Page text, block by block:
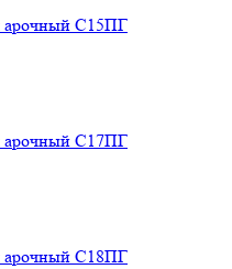
арочный С15ПГ
арочный С17ПГ
арочный С18ПГ